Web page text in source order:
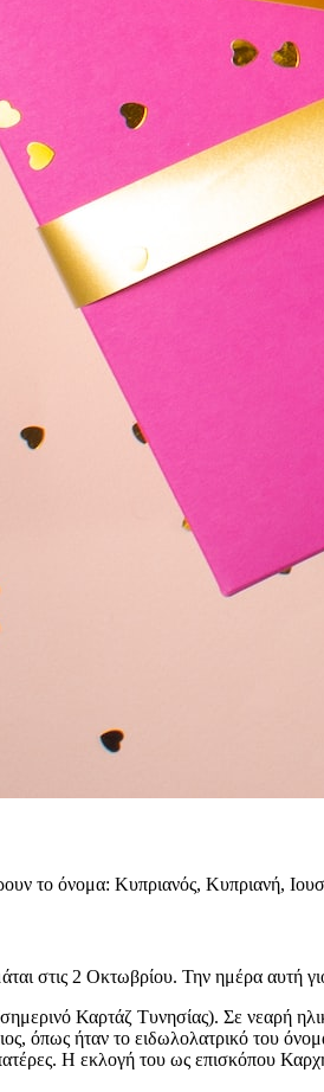
το όνομα: Κυπριανός, Κυπριανή,
στις 2 Οκτωβρίου. Την ημέρα αυτή
Καρτάζ Τυνησίας). Σε νεαρή
όπως ήταν το ειδωλολατρικό του
Η εκλογή του ως επισκόπου